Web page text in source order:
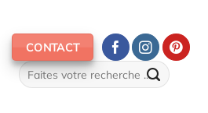
au
contenuCONTACT